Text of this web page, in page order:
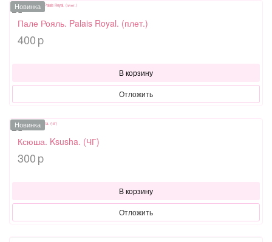
Новинка
Пале Рояль. Palais Royal. (плет.)
400 p
В корзину
Отложить
Новинка
Ксюша. Ksusha. (ЧГ)
300 p
В корзину
Отложить